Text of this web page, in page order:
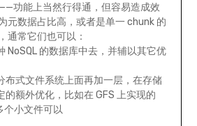
功能上当然行得通，但容易造成效
元数据占比高，或者是单一 chunk 的
通常它们也可以：
NoSQL 的数据库中去，并辅以其它优
布式文件系统上面再加一层，在存储
的额外优化，比如在 GFS 上实现的
个小文件可以